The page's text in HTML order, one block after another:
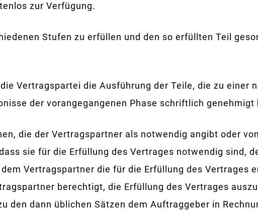
zur Verfügung.
Stufen zu erfüllen und den so erfüllten Teil
Vertragspartei die Ausführung der Teile, die zu einer
der vorangegangenen Phase schriftlich genehmigt
die der Vertragspartner als notwendig angibt oder
sie für die Erfüllung des Vertrages notwendig sind,
Vertragspartner die für die Erfüllung des Vertrages
berechtigt, die Erfüllung des Vertrages
den dann üblichen Sätzen dem Auftraggeber in